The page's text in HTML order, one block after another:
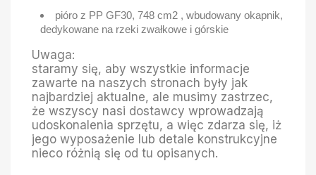
pióro z PP GF30, 748 cm2 , wbudowany okapnik,
dedykowane na rzeki zwałkowe i górskie
Uwaga:
staramy się, aby wszystkie informacje
zawarte na naszych stronach były jak
najbardziej aktualne, ale musimy zastrzec,
że wszyscy nasi dostawcy wprowadzają
udoskonalenia sprzętu, a więc zdarza się, iż
jego wyposażenie lub detale konstrukcyjne
nieco różnią się od tu opisanych.